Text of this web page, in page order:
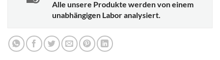
Alle unsere Produkte werden von einem
unabhängigen Labor analysiert.